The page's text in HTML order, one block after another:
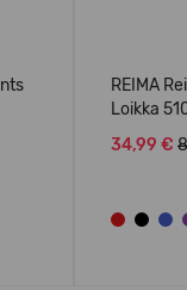
REIMA
Loikka
34,99 €